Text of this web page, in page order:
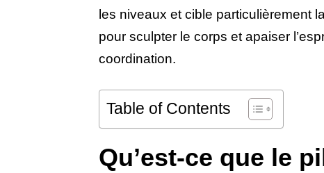
les niveaux et cible particulièrement
pour sculpter le corps et apaiser
coordination.
Table of Contents
Qu’est-ce que le